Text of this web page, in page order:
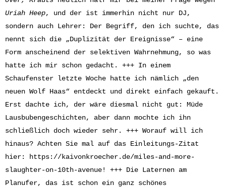
Uriah Heep, und der ist immerhin nicht nur DJ,
sondern auch Lehrer: Der Begriff, den ich suchte, das
nennt sich die „Duplizität der Ereignisse“ – eine
Form anscheinend der selektiven Wahrnehmung, so was
hatte ich mir schon gedacht. +++ In einem
Schaufenster letzte Woche hatte ich nämlich „den
neuen Wolf Haas“ entdeckt und direkt einfach gekauft.
Erst dachte ich, der wäre diesmal nicht gut: Müde
Lausbubengeschichten, aber dann mochte ich ihn
schließlich doch wieder sehr. +++ Worauf will ich
hinaus? Achten Sie mal auf das Einleitungs-Zitat
hier:
https://kaivonkroecher.de/miles-and-more-
slaughter-on-10th-avenue!
+++ Die Laternen am
Planufer, das ist schon ein ganz schönes